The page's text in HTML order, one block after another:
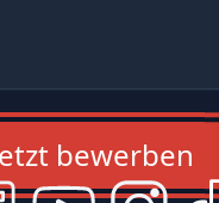
bewerben